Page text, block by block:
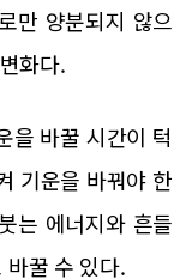
만 양분되지 않으
화다.
을 바꿀 시간이 턱
기운을 바꿔야 한
는 에너지와 흔들
바꿀 수 있다.